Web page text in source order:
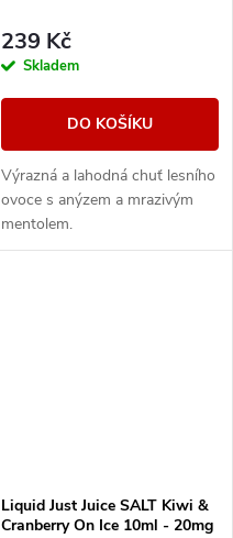
239 Kč
Skladem
DO KOŠÍKU
Výrazná a lahodná chuť lesního
ovoce s anýzem a mrazivým
mentolem.
Liquid Just Juice SALT Kiwi &
Cranberry On Ice 10ml - 20mg